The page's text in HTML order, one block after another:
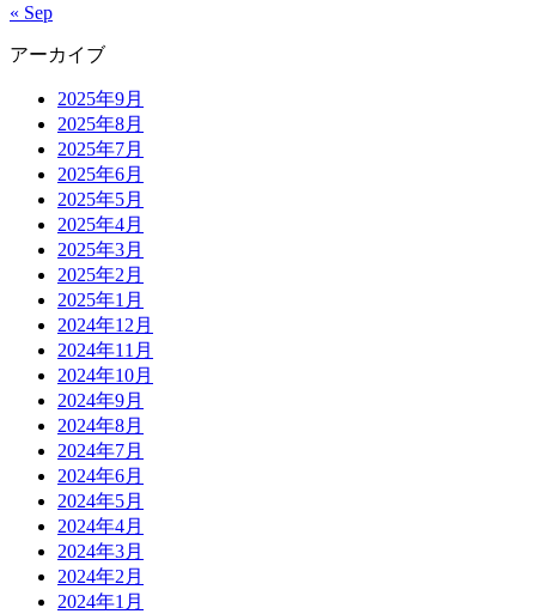
« Sep
アーカイブ
2025年9月
2025年8月
2025年7月
2025年6月
2025年5月
2025年4月
2025年3月
2025年2月
2025年1月
2024年12月
2024年11月
2024年10月
2024年9月
2024年8月
2024年7月
2024年6月
2024年5月
2024年4月
2024年3月
2024年2月
2024年1月